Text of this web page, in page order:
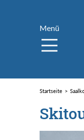
Menü
Startseite